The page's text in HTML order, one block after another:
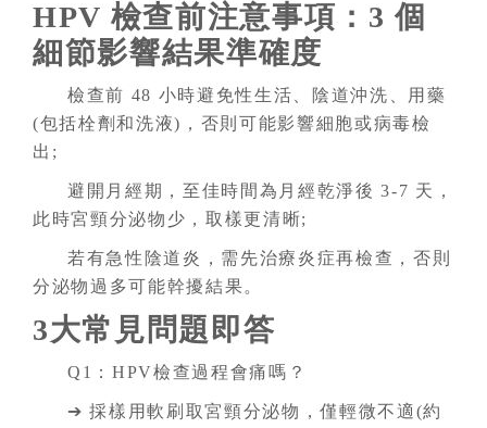
HPV 檢查前注意事項：3 個
細節影響結果準確度
檢查前 48 小時避免性生活、陰道沖洗、用藥
(包括栓劑和洗液)，否則可能影響細胞或病毒檢
出;
避開月經期，至佳時間為月經乾淨後 3-7 天，
此時宮頸分泌物少，取樣更清晰;
若有急性陰道炎，需先治療炎症再檢查，否則
分泌物過多可能幹擾結果。
3大常見問題即答
Q1：HPV檢查過程會痛嗎？
➔ 採樣用軟刷取宮頸分泌物，僅輕微不適(約